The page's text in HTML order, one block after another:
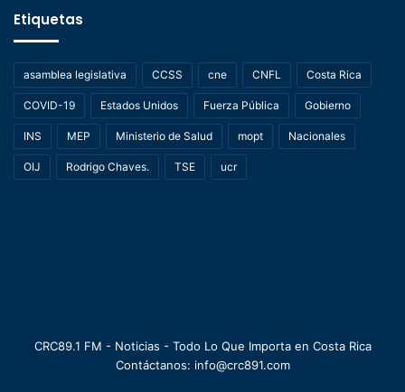
Etiquetas
asamblea legislativa CCSS cne CNFL Costa Rica
COVID-19 Estados Unidos Fuerza Pública Gobierno
INS MEP Ministerio de Salud mopt Nacionales
OIJ Rodrigo Chaves. TSE ucr
CRC89.1 FM - Noticias - Todo Lo Que Importa en Costa Rica
Contáctanos: info@crc891.com